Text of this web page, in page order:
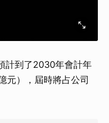
計到了2030年會計年
元），屆時將占公司